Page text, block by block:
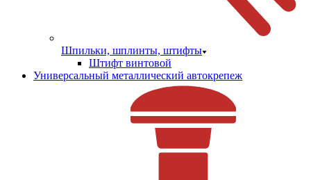
Шпильки, шплинты, штифты
Штифт винтовой
Универсальный металлический автокрепеж